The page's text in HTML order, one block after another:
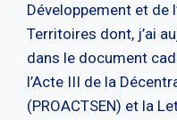
Développement et de
Territoires dont, j’ai
dans le document
l’Acte III de la
(PROACTSEN) et la